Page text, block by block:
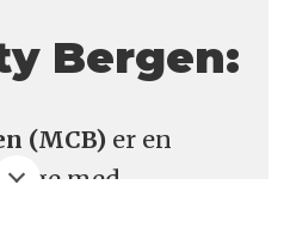
Bergen:
(MCB) er en
med